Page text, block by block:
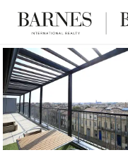
VENDU PAR BARNES